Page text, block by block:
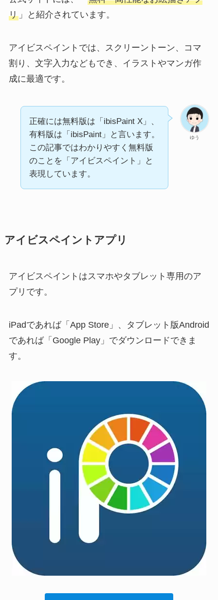
リ」と紹介されています。
アイビスペイントでは、スクリーントーン、コマ
割り、文字入力などもでき、イラストやマンガ作
成に最適です。
ゆう
正確には無料版は「ibisPaint X」、
有料版は「ibisPaint」と言います。
この記事ではわかりやすく無料版
のことを「アイビスペイント」と
表現しています。
アイビスペイントアプリ
アイビスペイントはスマホやタブレット専用のア
プリです。
iPadであれば「App Store」、タブレット版Android
であれば「Google Play」でダウンロードできま
す。